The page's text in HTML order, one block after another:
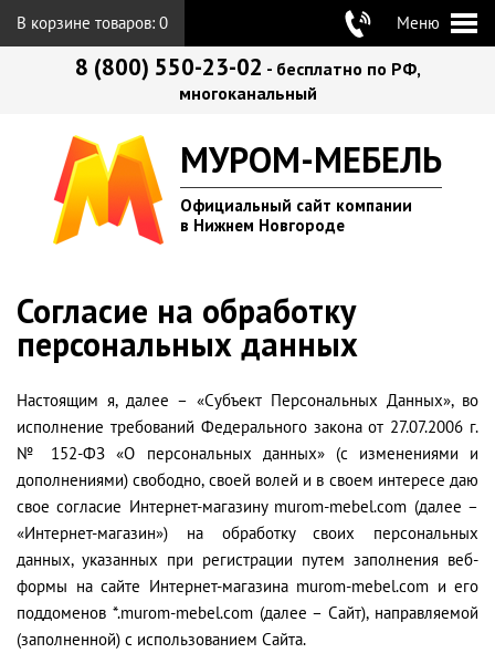
В корзине товаров: 0 Меню
8 (800) 550-23-02 - бесплатно по РФ,
многоканальный
МУРОМ-МЕБЕЛЬ
Официальный сайт компании
в Нижнем Новгороде
Согласие на обработку
персональных данных
Настоящим я, далее – «Субъект Персональных Данных», во
исполнение требований Федерального закона от 27.07.2006 г.
№ 152-ФЗ «О персональных данных» (с изменениями и
дополнениями) свободно, своей волей и в своем интересе даю
свое согласие Интернет-магазину murom-mebel.com (далее –
«Интернет-магазин») на обработку своих персональных
данных, указанных при регистрации путем заполнения веб-
формы на сайте Интернет-магазина murom-mebel.com и его
поддоменов *.murom-mebel.com (далее – Сайт), направляемой
(заполненной) с использованием Сайта.